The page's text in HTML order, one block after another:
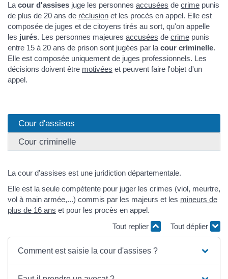
La cour d'assises juge les personnes accusées de crime punis
de plus de 20 ans de réclusion et les procès en appel. Elle est
composée de juges et de citoyens tirés au sort, qu'on appelle
les jurés. Les personnes majeures accusées de crime punis
entre 15 à 20 ans de prison sont jugées par la cour criminelle.
Elle est composée uniquement de juges professionnels. Les
décisions doivent être motivées et peuvent faire l'objet d'un
appel.
Cour d'assises
Cour criminelle
La cour d'assises est une juridiction départementale.
Elle est la seule compétente pour juger les crimes (viol, meurtre,
vol à main armée,...) commis par les majeurs et les mineurs de
plus de 16 ans et pour les procès en appel.
Tout replier
Tout déplier
Comment est saisie la cour d'assises ?